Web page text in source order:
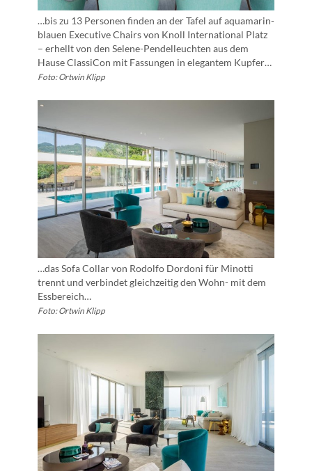
…bis zu 13 Personen finden an der Tafel auf aquamarin-
blauen Executive Chairs von Knoll International Platz
– erhellt von den Selene-Pendelleuchten aus dem
Hause ClassiCon mit Fassungen in elegantem Kupfer…
Foto: Ortwin Klipp
…das Sofa Collar von Rodolfo Dordoni für Minotti
trennt und verbindet gleichzeitig den Wohn- mit dem
Essbereich…
Foto: Ortwin Klipp